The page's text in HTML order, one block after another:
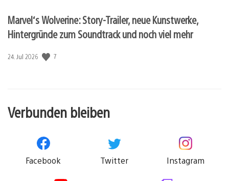
Marvel‘s Wolverine: Story-Trailer, neue Kunstwerke,
Hintergründe zum Soundtrack und noch viel mehr
Veröffentlichungsdatum:
24. Jul 2026 7
Verbunden bleiben
Facebook Twitter Instagram